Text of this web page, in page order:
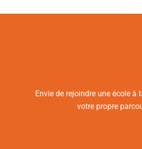
Envie de rejoindre une école
votre propre